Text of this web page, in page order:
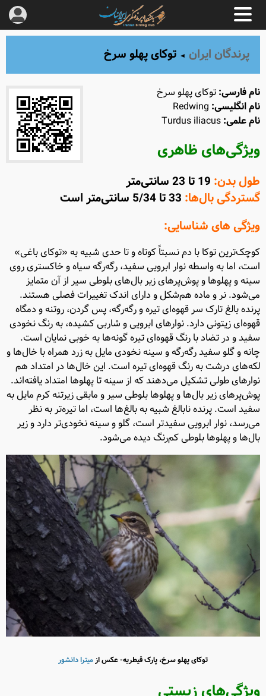
پرندگان ایران ◄ توکای پهلو سرخ
نام فارسی:توکای پهلو سرخ
نام انگلیسی:
نام علمی:
ویژگی‌های ظاهری
طول بدن:
گستردگی بال‌ها:
ویژگی های شناسایی:
کوچک‌ترین توکا با دم نسبتاً کوتاه و تا حدی شبیه به «توکای باغی»
است، اما به واسطه نوار ابرویی سفید، رگه‌رگه سیاه و خاکستری روی
سینه و پهلوها و پوش‌پرهای زیر بال‌های بلوطی سیر از آن متمایز
می‌شود. نر و ماده هم‌شکل و دارای اندک تغییرات فصلی هستند.
پرنده بالغ تارک سر قهوه‌ای تیره و رگه‌رگه، پس گردن، روتنه و دمگاه
قهوه‌ای زیتونی دارد. نوارهای ابرویی و شاربی کشیده، به رنگ نخودی
سفید و در تضاد با رنگ قهوه‌ای تیره گونه‌ها به خوبی نمایان است.
چانه و گلو سفید رگه‌رگه و سینه نخودی مایل به زرد همراه با خال‌ها و
لکه‌های درشت به رنگ قهوه‌ای تیره است. این خال‌ها در امتداد هم
نوارهای طولی تشکیل می‌دهند که از سینه تا پهلوها امتداد یافته‌اند.
پوش‌پرهای زیر بال‌ها و پهلوها بلوطی سیر و مابقی زیرتنه کرم مایل به
سفید است. پرنده نابالغ شبیه به بالغ‌ها است، اما تیره‌تر به نظر
می‌رسد، نوار ابرویی سفیدتر است، گلو و سینه نخودی‌تر دارد و زیر
بال‌ها و پهلوها بلوطی کم‌رنگ دیده می‌شود.
توکای پهلو سرخ، پارک قیطریه- عکس ازمیترا دانشور